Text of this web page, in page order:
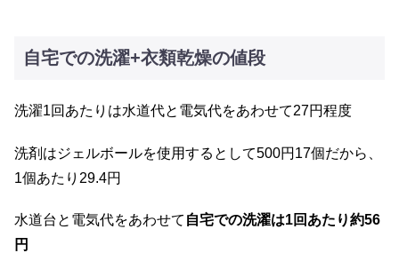
自宅での洗濯+衣類乾燥の値段
洗濯1回あたりは水道代と電気代をあわせて27円程度
洗剤はジェルボールを使用するとして500円17個だから、
1個あたり29.4円
水道台と電気代をあわせて 自宅での洗濯は1回あたり約56
円